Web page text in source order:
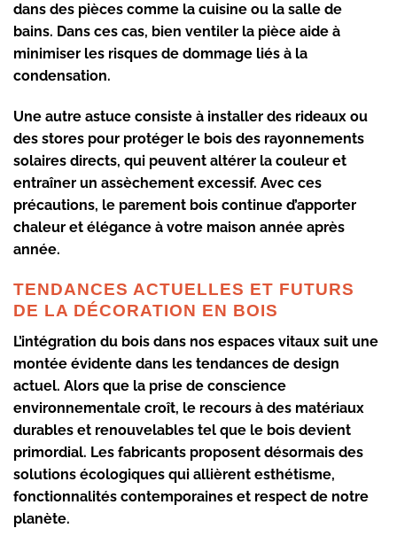
dans des pièces comme la cuisine ou la salle de
bains. Dans ces cas, bien ventiler la pièce aide à
minimiser les risques de dommage liés à la
condensation.
Une autre astuce consiste à installer des rideaux ou
des stores pour protéger le bois des rayonnements
solaires directs, qui peuvent altérer la couleur et
entraîner un assèchement excessif. Avec ces
précautions, le parement bois continue d’apporter
chaleur et élégance à votre maison année après
année.
TENDANCES ACTUELLES ET FUTURS
DE LA DÉCORATION EN BOIS
L’intégration du bois dans nos espaces vitaux suit une
montée évidente dans les tendances de design
actuel. Alors que la prise de conscience
environnementale croît, le recours à des matériaux
durables et renouvelables tel que le bois devient
primordial. Les fabricants proposent désormais des
solutions écologiques qui allièrent esthétisme,
fonctionnalités contemporaines et respect de notre
planète.